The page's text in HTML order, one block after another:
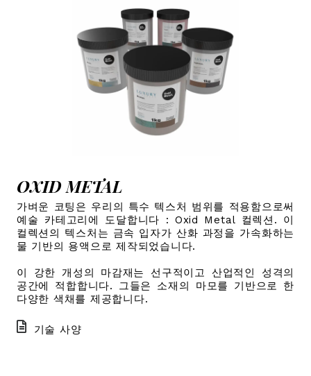
OXID METAL
가벼운 코팅은 우리의 특수 텍스처 범위를 적용함으로써
예술 카테고리에 도달합니다 : Oxid Metal 컬렉션. 이
컬렉션의 텍스처는 금속 입자가 산화 과정을 가속화하는
물 기반의 용액으로 제작되었습니다.
이 강한 개성의 마감재는 선구적이고 산업적인 성격의
공간에 적합합니다. 그들은 소재의 마모를 기반으로 한
다양한 색채를 제공합니다.
기술 사양